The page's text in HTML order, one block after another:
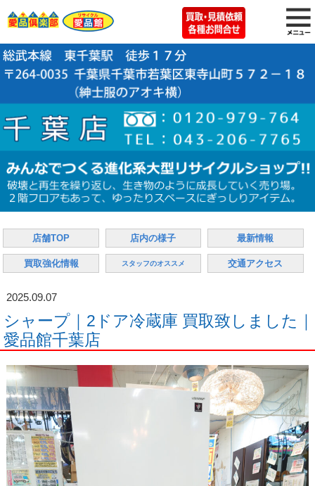
店舗TOP 店内の様子 最新情報
買取強化情報 スタッフのオススメ 交通アクセス
2025.09.07
シャープ｜2ドア冷蔵庫 買取致しました｜
愛品館千葉店